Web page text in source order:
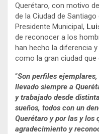
Querétaro, con motivo
de la Ciudad de
Presidente Municipal,
de reconocer a los
han hecho la diferencia
como la gran ciudad que
“Son perfiles
llevado siempre a
y trabajado desde
sueños, todos con un
Querétaro y por las y los
agradecimiento y